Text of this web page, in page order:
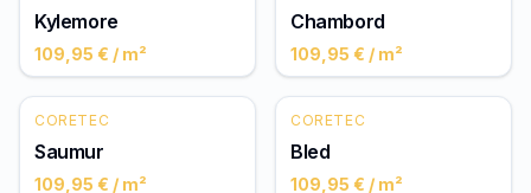
Kylemore
109,95 € / m²
Chambord
109,95 € / m²
CORETEC
Saumur
109,95 € / m²
CORETEC
Bled
109,95 € / m²